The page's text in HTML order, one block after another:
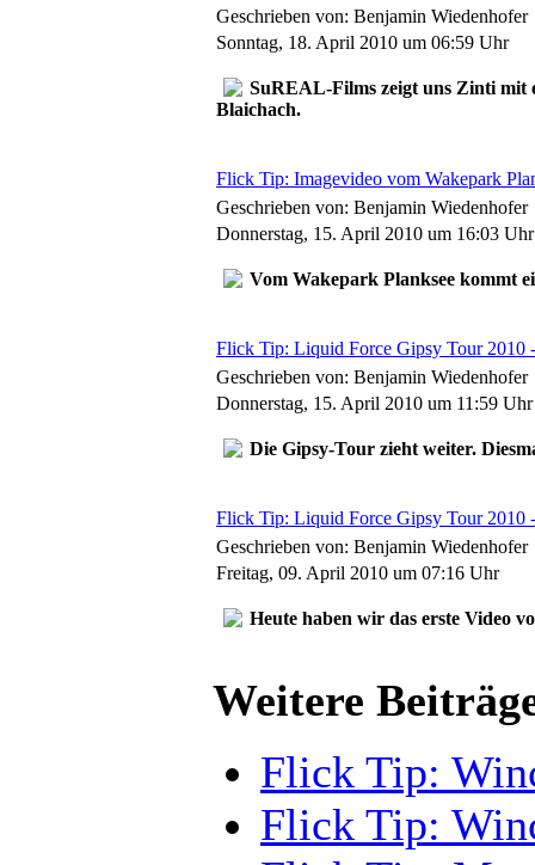
Geschrieben von: Benjamin Wiedenhofer
Sonntag, 18. April 2010 um 06:59 Uhr
SuREAL-Films zeigt uns Zinti mit
Blaichach.
Flick Tip: Imagevideo vom Wakepark
Geschrieben von: Benjamin Wiedenhofer
Donnerstag, 15. April 2010 um 16:03 Uhr
Vom Wakepark Planksee kommt
Flick Tip: Liquid Force Gipsy Tour 2010
Geschrieben von: Benjamin Wiedenhofer
Donnerstag, 15. April 2010 um 11:59 Uhr
Die Gipsy-Tour zieht weiter.
Flick Tip: Liquid Force Gipsy Tour 2010
Geschrieben von: Benjamin Wiedenhofer
Freitag, 09. April 2010 um 07:16 Uhr
Heute haben wir das erste Video
Weitere
Flick Tip:
Flick Tip: